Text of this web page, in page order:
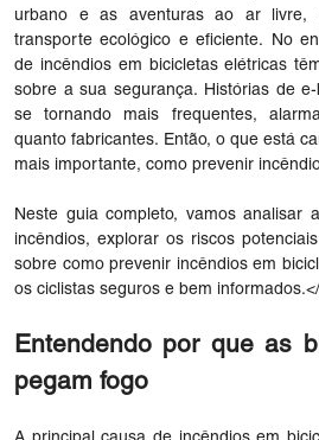
urbano e as aventuras ao ar livre,
transporte ecológico e eficiente. No
de incêndios em bicicletas elétricas
sobre a sua segurança. Histórias de
se tornando mais frequentes,
quanto fabricantes. Então, o que está
mais importante, como prevenir
Neste guia completo, vamos analisar
incêndios, explorar os riscos
sobre como prevenir incêndios em
os ciclistas seguros e bem
Entendendo por que as
pegam fogo